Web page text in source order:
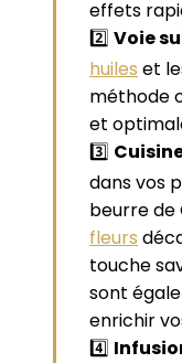
effets
2️⃣ Voie
huiles et
méthode
et
3️⃣
dans vos
beurre de
fleurs
touche
sont
enrichir
4️⃣